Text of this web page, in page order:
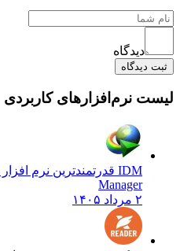
دیدگاه
نرم‌افزارهای کاربردی
Manager